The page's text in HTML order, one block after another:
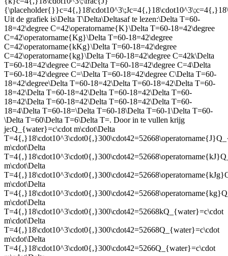
Uit de grafiek is\Delta T\Delta\Deltasaf te lezen:\Delta T=60-
18=42\degree C=42\operatorname{K}\Delta T=60-18=42\degree
C=42\operatorname{Kg}\Delta T=60-18=42\degree
C=42\operatorname{kKg}\Delta T=60-18=42\degree
C=42\operatorname{kg}\Delta T=60-18=42\degree C=42k\Delta
T=60-18=42\degree C=42\Delta T=60-18=42\degree C=4\Delta
T=60-18=42\degree C=\Delta T=60-18=42\degree C\Delta T=60-
18=42\degree\Delta T=60-18=42\Delta T=60-18=42\Delta T=60-
18=42\Delta T=60-18=42\Delta T=60-18=42\Delta T=60-
18=42\Delta T=60-18=42\Delta T=60-18=42\Delta T=60-
18=4\Delta T=60-18=\Delta T=60-18\Delta T=60-1\Delta T=60-
\Delta T=60\Delta T=6\Delta T=. Door in te vullen krijg
je:Q_{water}=c\cdot m\cdot\Delta
m\cdot\Delta
m\cdot\Delta
m\cdot\Delta
m\cdot\Delta
T=4{,}18\cdot10^3\cdot0{,}300\cdot42=52668kQ_{water}=c\cdot
m\cdot\Delta
T=4{,}18\cdot10^3\cdot0{,}300\cdot42=52668Q_{water}=c\cdot
m\cdot\Delta
T=4{,}18\cdot10^3\cdot0{,}300\cdot42=5266Q_{water}=c\cdot